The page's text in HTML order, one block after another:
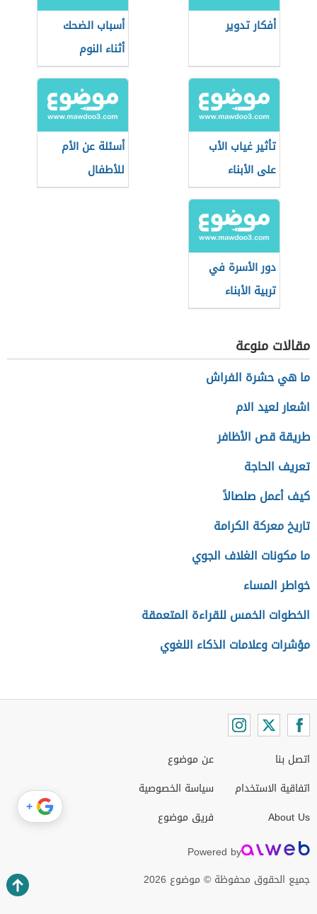
أفكار تدوير
أسباب الضحك
أثناء النوم
تأثير غياب الأب
على الأبناء
أسئلة عن الأم
للأطفال
دور الأسرة في
تربية الأبناء
مقالات منوعة
ما هي حشرة الفراش
اشعار لعيد الام
طريقة قص الأظافر
تعريف الحاجة
كيف أعمل صلصالاً
تاريخ معركة الكرامة
ما مكونات الغلاف الجوي
خواطر المساء
الخطوات الخمس للقراءة المتعمقة
مؤشرات وعلامات الذكاء اللغوي
اتصل بنا
اتفاقية الاستخدام
About Us
عن موضوع
سياسة الخصوصية
فريق موضوع
Powered by
جميع الحقوق محفوظة © موضوع 2026
+